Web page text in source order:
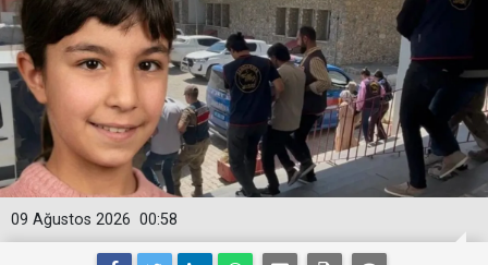
00:58
09 Ağustos 2026